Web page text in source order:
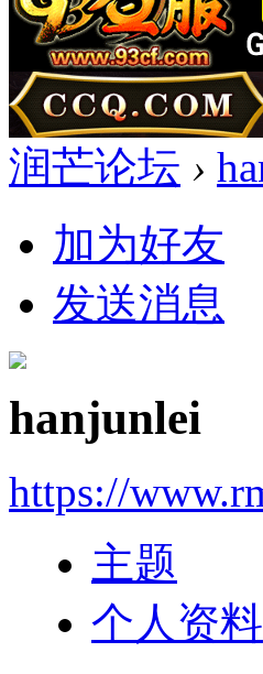
润芒论坛 ›
加为好友
发送消息
hanjunlei
https://
主题
个人资料